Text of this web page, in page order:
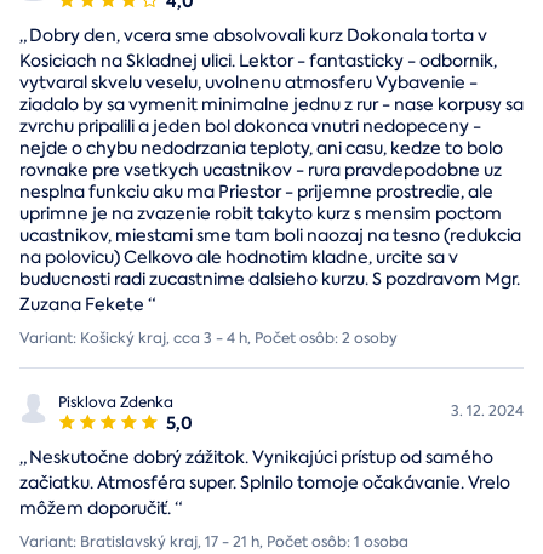
„Dobry den, vcera sme absolvovali kurz Dokonala torta v
Kosiciach na Skladnej ulici. Lektor - fantasticky - odbornik,
vytvaral skvelu veselu, uvolnenu atmosferu Vybavenie -
ziadalo by sa vymenit minimalne jednu z rur - nase korpusy sa
zvrchu pripalili a jeden bol dokonca vnutri nedopeceny -
nejde o chybu nedodrzania teploty, ani casu, kedze to bolo
rovnake pre vsetkych ucastnikov - rura pravdepodobne uz
nesplna funkciu aku ma Priestor - prijemne prostredie, ale
uprimne je na zvazenie robit takyto kurz s mensim poctom
ucastnikov, miestami sme tam boli naozaj na tesno (redukcia
na polovicu) Celkovo ale hodnotim kladne, urcite sa v
buducnosti radi zucastnime dalsieho kurzu. S pozdravom Mgr.
Zuzana Fekete “
Variant: Košický kraj, cca 3 - 4 h, Počet osôb: 2 osoby
Pisklova Zdenka
5,0 3. 12. 2024
„Neskutočne dobrý zážitok. Vynikajúci prístup od samého
začiatku. Atmosféra super. Splnilo tomoje očakávanie. Vrelo
môžem doporučiť.“
Variant: Bratislavský kraj, 17 - 21 h, Počet osôb: 1 osoba